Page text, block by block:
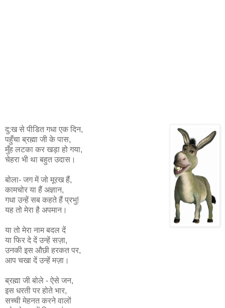
दु:ख से पीडित गधा एक दिन,
पहुँचा ब्रह्मा जी के पास,
मुँह लटका कर खड़ा हो गया,
चेहरा भी था बहुत उदास।
बोला- जग में जो मूरख हैं,
कामचोर या हैं अज्ञान,
गधा उन्हें सब कहते हैं प्रभु!
यह तो मेरा है अपमान।
या तो मेरा नाम बदल दें
या फिर दे दें उन्हें सज़ा,
उनकी इस औछी हरकत पर,
आप चखा दें उन्हें मज़ा।
ब्रह्मा जी बोले - ऐसे जन,
इस धरती पर होते भार,
सच्ची मेहनत करने वालों